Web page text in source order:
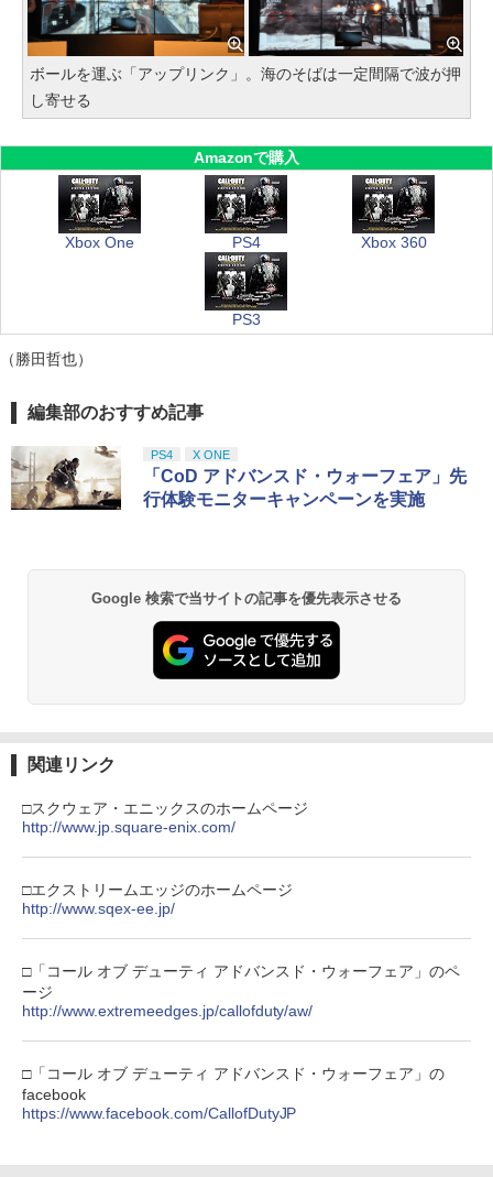
ボールを運ぶ「アップリンク」。海のそばは一定間隔で波が押
し寄せる
Amazonで購入
Xbox One PS4 Xbox 360
PS3
（勝田哲也）
編集部のおすすめ記事
PS4 X ONE
「CoD アドバンスド・ウォーフェア」先
行体験モニターキャンペーンを実施
Google 検索で当サイトの記事を優先表示させる
関連リンク
□スクウェア・エニックスのホームページ
http://www.jp.square-enix.com/
□エクストリームエッジのホームページ
http://www.sqex-ee.jp/
□「コール オブ デューティ アドバンスド・ウォーフェア」のペ
ージ
http://www.extremeedges.jp/callofduty/aw/
□「コール オブ デューティ アドバンスド・ウォーフェア」の
facebook
https://www.facebook.com/CallofDutyJP